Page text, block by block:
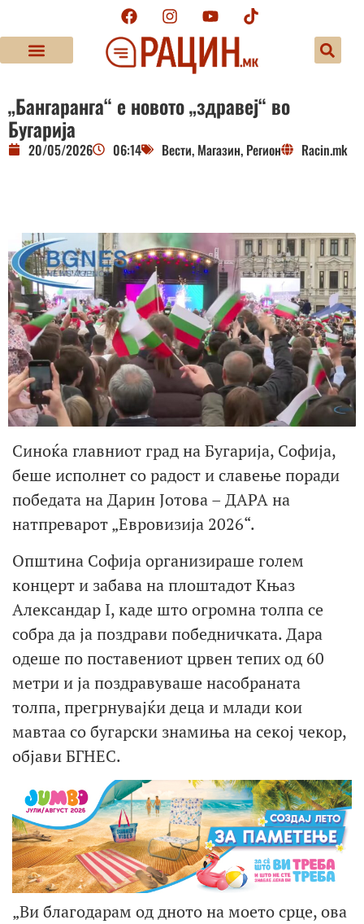
„Бангаранга“ е новото „здравеј“ во
Бугарија
20/05/2026 06:14 Вести, Магазин, Регион Racin.mk
Синоќа главниот град на Бугарија, Софија,
беше исполнет со радост и славење поради
победата на Дарин Јотова – ДАРА на
натпреварот „Евровизија 2026“.
Општина Софија организираше голем
концерт и забава на плоштадот Књаз
Александар I, каде што огромна толпа се
собра да ја поздрави победничката. Дара
одеше по поставениот црвен тепих од 60
метри и ја поздравуваше насобраната
толпа, прегрнувајќи деца и млади кои
мавтаа со бугарски знамиња на секој чекор,
објави БГНЕС.
„Ви благодарам од дното на моето срце, ова